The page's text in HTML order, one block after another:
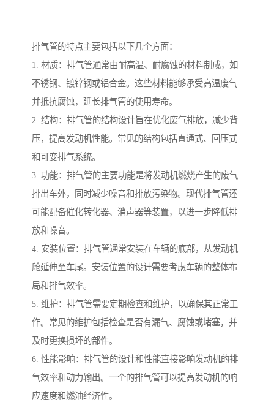
排气管的特点主要包括以下几个方面：
1. 材质：排气管通常由耐高温、耐腐蚀的材料制成，如
不锈钢、镀锌钢或铝合金。这些材料能够承受高温废气
并抵抗腐蚀，延长排气管的使用寿命。
2. 结构：排气管的结构设计旨在优化废气排放，减少背
压，提高发动机性能。常见的结构包括直通式、回压式
和可变排气系统。
3. 功能：排气管的主要功能是将发动机燃烧产生的废气
排出车外，同时减少噪音和排放污染物。现代排气管还
可能配备催化转化器、消声器等装置，以进一步降低排
放和噪音。
4. 安装位置：排气管通常安装在车辆的底部，从发动机
舱延伸至车尾。安装位置的设计需要考虑车辆的整体布
局和排气效率。
5. 维护：排气管需要定期检查和维护，以确保其正常工
作。常见的维护包括检查是否有漏气、腐蚀或堵塞，并
及时更换损坏的部件。
6. 性能影响：排气管的设计和性能直接影响发动机的排
气效率和动力输出。一个的排气管可以提高发动机的响
应速度和燃油经济性。